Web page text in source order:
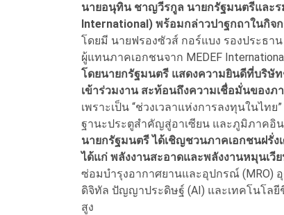
นายอนุทิน ชาญวีรกูล นายกรัฐมนตรีและร
International) พร้อมกล่าวปาฐกถาในกิจ
โดยมี นายฟรองซัวส์ กอร์แบง รองประธา
ผู้แทนภาคเอกชนจาก MEDEF
โดยนายกรัฐมนตรี แสดงความยินดีที่บริษั
เข้าร่วมงาน สะท้อนถึงความเชื่อมั่นของภ
เพราะเป็น “ช่วงเวลาแห่งการลงทุนในไท
ฐานะประตูสำคัญสู่อาเซียน และภูมิภาคอิ
นายกรัฐมนตรี ได้เชิญชวนภาคเอกชนฝรั่ง
ได้แก่ พลังงานสะอาดและพลังงานหมุนเ
ซ่อมบำรุงอากาศยานและอุปกรณ์ (MRO)
ดิจิทัล ปัญญาประดิษฐ์ (AI) และเทคโนโล
สูง